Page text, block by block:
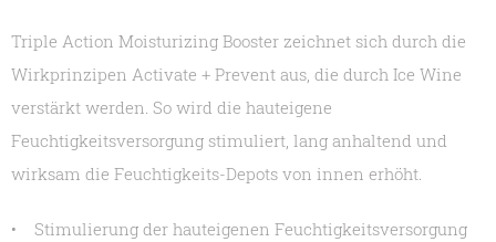
Triple Action Moisturizing Booster zeichnet sich durch die
Wirkprinzipen Activate + Prevent aus, die durch Ice Wine
verstärkt werden. So wird die hauteigene
Feuchtigkeitsversorgung stimuliert, lang anhaltend und
wirksam die Feuchtigkeits-Depots von innen erhöht.
• Stimulierung der hauteigenen Feuchtigkeitsversorgung